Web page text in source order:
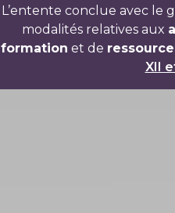
L’entente conclue avec le
modalités relatives aux
formation et de
XII